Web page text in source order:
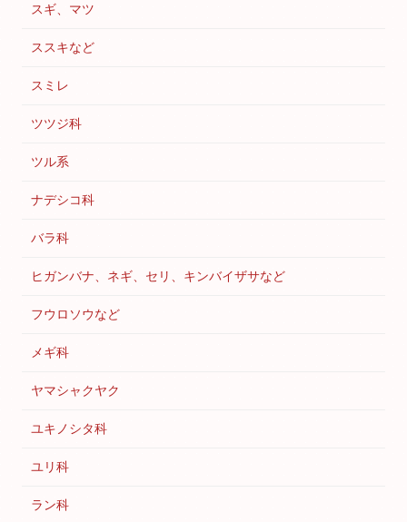
スギ、マツ
ススキなど
スミレ
ツツジ科
ツル系
ナデシコ科
バラ科
ヒガンバナ、ネギ、セリ、キンバイザサなど
フウロソウなど
メギ科
ヤマシャクヤク
ユキノシタ科
ユリ科
ラン科